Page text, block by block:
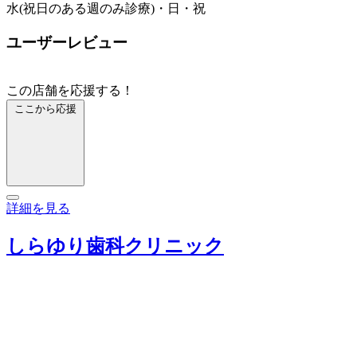
水(祝日のある週のみ診療)・日・祝
ユーザーレビュー
この店舗を応援する！
ここから応援
詳細を見る
しらゆり歯科クリニック